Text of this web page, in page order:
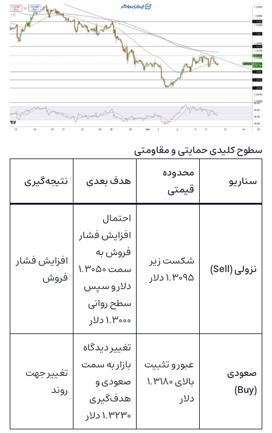
سطوح کلیدی حمایتی و مقاومتی
سناریو
محدوده
قیمتی
هدف بعدی نتیجه‌گیری
نزولی (Sell)
شکست زیر
۱.۳۰۹۵ دلار
احتمال
افزایش فشار
فروش به
سمت ۱.۳۰۵۰
دلار و سپس
سطح روانی
۱.۳۰۰۰ دلار
افزایش فشار
فروش
صعودی
(Buy)
عبور و تثبیت
بالای ۱.۳۱۸۰
دلار
تغییر دیدگاه
بازار به سمت
صعودی و
هدف‌گیری
۱.۳۲۳۰ دلار
تغییر جهت
روند